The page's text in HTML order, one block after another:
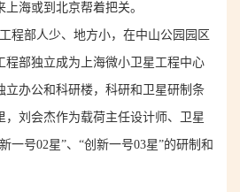
上海或到北京帮着把关。
程部人少、 地方小， 在中山公园园区
程部独立成为上海微小卫星工程中心
立办公和科研楼， 科研和卫星研制 条
，刘会杰作为载荷主任设计师、卫星
一号02星”、“创新一号03星”的研制和